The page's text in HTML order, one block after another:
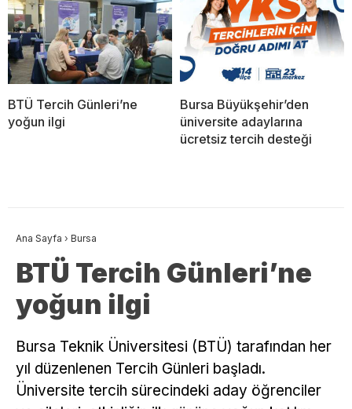
BTÜ Tercih Günleri’ne
yoğun ilgi
Bursa Büyükşehir’den
üniversite adaylarına
ücretsiz tercih desteği
Ana Sayfa › Bursa
BTÜ Tercih Günleri’ne
yoğun ilgi
Bursa Teknik Üniversitesi (BTÜ) tarafından her
yıl düzenlenen Tercih Günleri başladı.
Üniversite tercih sürecindeki aday öğrenciler